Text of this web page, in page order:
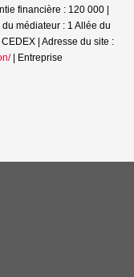
financière : 120 000 |
médiateur : 1 Allée du
| Adresse du site :
| Entreprise